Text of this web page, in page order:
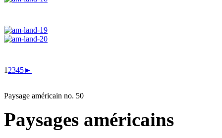
1 2345►
Paysage américain no. 50
Paysages américains